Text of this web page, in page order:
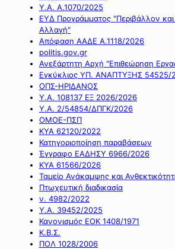
Υ.Α. Α.1070/2025
ΕΥΔ Προγράμματος "Περιβάλλον και
Αλλαγή"
Απόφαση ΑΑΔΕ Α.1118/2026
politis.gov.gr
Ανεξάρτητη Αρχή "Επιθεώρηση
Εγκύκλιος ΥΠ. ΑΝΑΠΤΥΞΗΣ 54525/
ΟΠΣ-ΗΡΙΔΑΝΟΣ
Υ.Α. 108137 ΕΞ 2026/2026
Υ.Α. 2/54854/ΔΠΓΚ/2026
ΟΜΟΕ-ΠΣΠ
ΚΥΑ 62120/2022
Κατηγοριοποίηση παραβάσεων
Έγγραφο ΕΑΔΗΣΥ 6966/2026
ΚΥΑ 61566/2026
Ταμείο Ανάκαμψης και
Πτωχευτική διαδικασία
ν. 4982/2022
Υ.Α. 39452/2025
Κανονισμός ΕΟΚ 1408/1971
Κ.Β.Σ.
ΠΟΛ 1028/2006